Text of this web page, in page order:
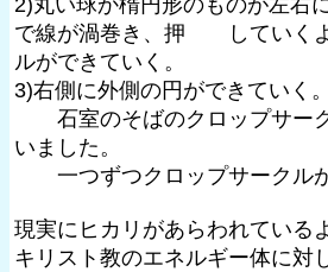
2)丸い球か楕円形のものが左右
で線が渦巻き、押 していくよ
ルができていく。
3)右側に外側の円ができていく。
石室のそばのクロップサー
いました。
一つずつクロップサークル
現実にヒカリがあらわれている
キリスト教のエネルギー体に対